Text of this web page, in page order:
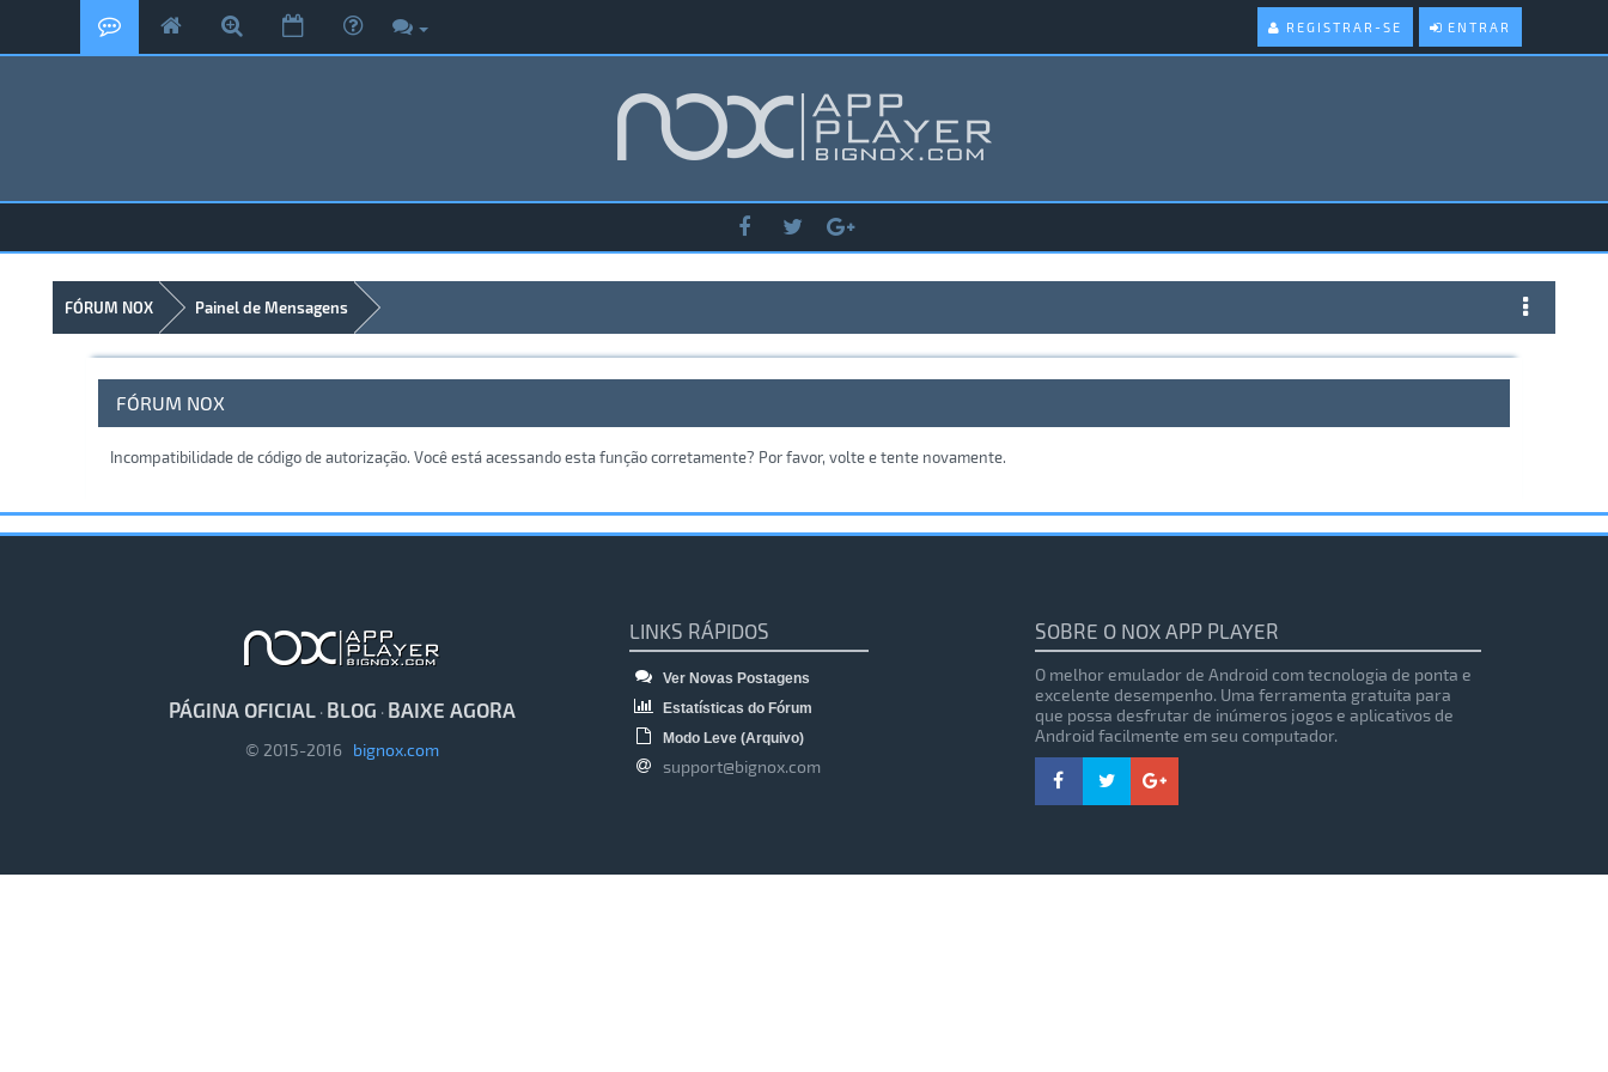
ENTRAR
REGISTRAR-SE
FÓRUM NOX Painel de Mensagens
FÓRUM NOX
Incompatibilidade de código de autorização. Você está acessando esta função corretamente? Por favor, volte e tente novamente.
PÁGINA OFICIAL · BLOG · BAIXE AGORA
© 2015-2016 bignox.com
LINKS RÁPIDOS
Ver Novas Postagens
Estatísticas do Fórum
Modo Leve (Arquivo)
support@bignox.com
SOBRE O NOX APP PLAYER
O melhor emulador de Android com tecnologia de ponta e
excelente desempenho. Uma ferramenta gratuita para
que possa desfrutar de inúmeros jogos e aplicativos de
Android facilmente em seu computador.